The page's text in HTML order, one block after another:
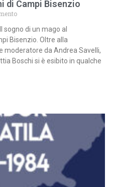
di Campi Bisenzio
sogno di un mago al
Bisenzio. Oltre alla
moderatore da Andrea Savelli,
Boschi si è esibito in qualche